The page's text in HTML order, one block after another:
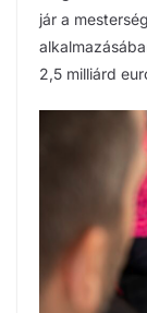
jár a
2,5 milliárd